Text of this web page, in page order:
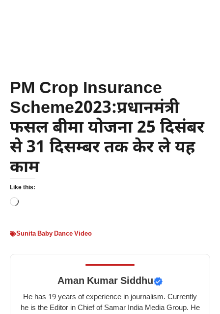
PM Crop Insurance
Scheme2023:प्रधानमंत्री
फसल बीमा योजना 25 दिसंबर
से 31 दिसम्बर तक केर ले यह
काम
Like this:
Loading…
Sunita Baby Dance Video
Aman Kumar Siddhu
He has 19 years of experience in journalism. Currently
he is the Editor in Chief of Samar India Media Group. He